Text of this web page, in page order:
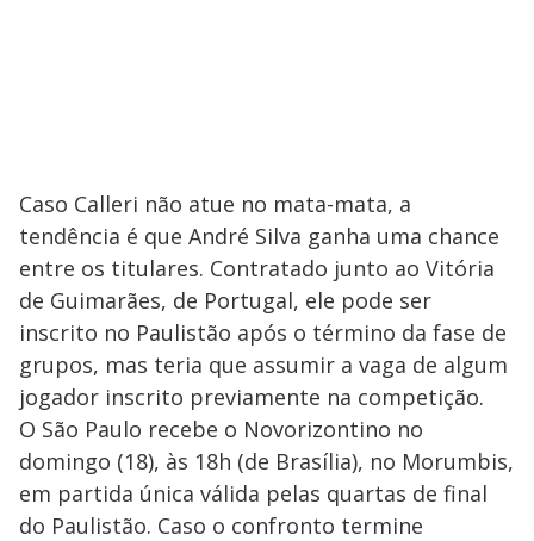
Caso Calleri não atue no mata-mata, a
tendência é que André Silva ganha uma chance
entre os titulares. Contratado junto ao Vitória
de Guimarães, de Portugal, ele pode ser
inscrito no Paulistão após o término da fase de
grupos, mas teria que assumir a vaga de algum
jogador inscrito previamente na competição.
O São Paulo recebe o Novorizontino no
domingo (18), às 18h (de Brasília), no Morumbis,
em partida única válida pelas quartas de final
do Paulistão. Caso o confronto termine